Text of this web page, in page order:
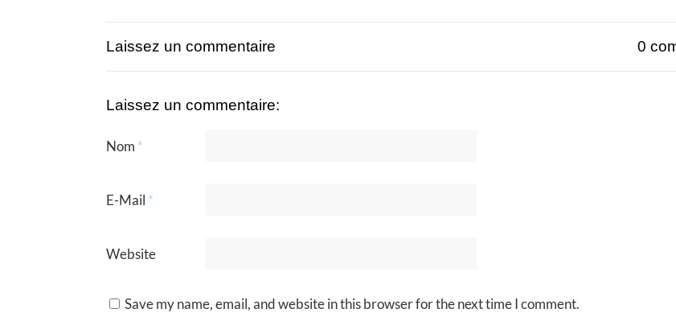
Laissez un commentaire 0
Laissez un commentaire:
Nom *
E-Mail *
Website
Save my name, email, and website in this browser for the next time I comment.